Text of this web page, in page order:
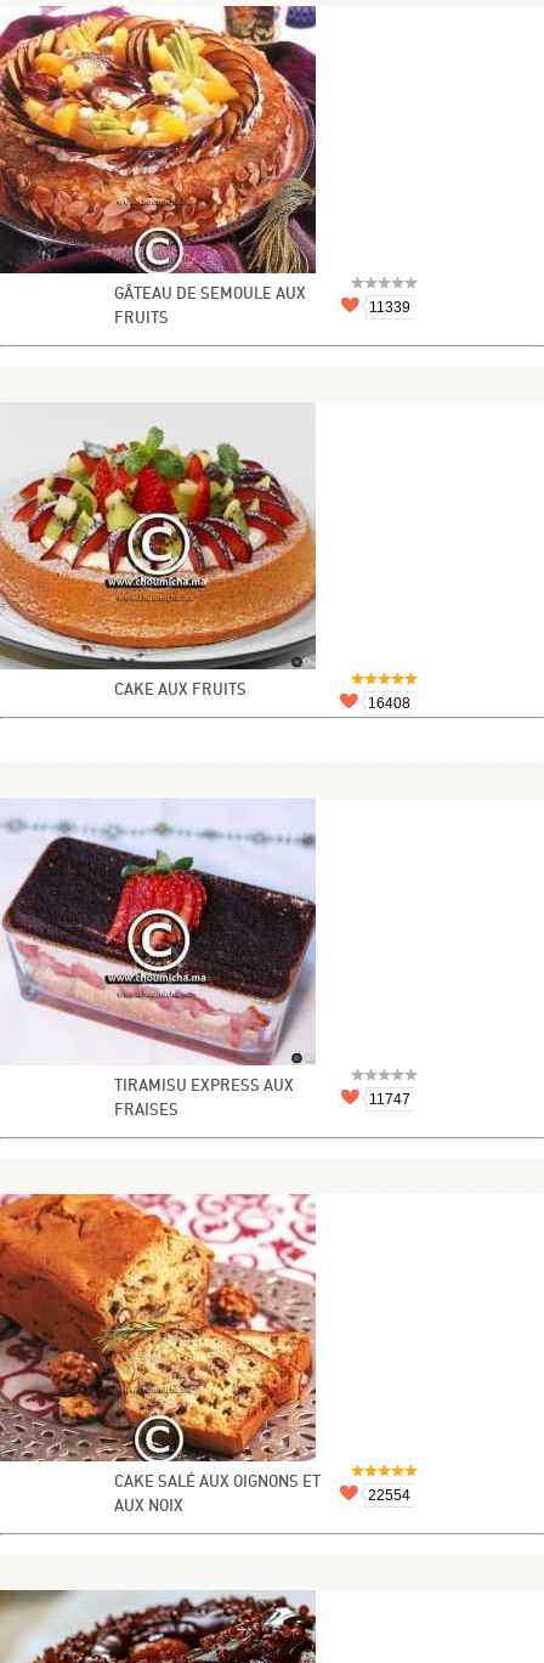
GÂTEAU DE SEMOULE AUX
FRUITS
11339
CAKE AUX FRUITS
16408
TIRAMISU EXPRESS AUX
FRAISES
11747
CAKE SALÉ AUX OIGNONS ET
AUX NOIX
22554